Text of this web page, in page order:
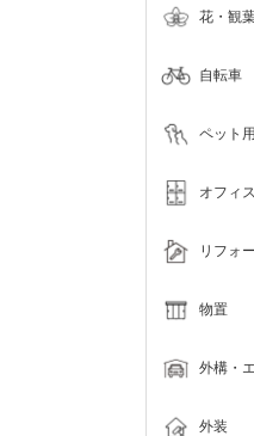
花・観
自転車
ペット
オフィ
リフォ
物置
外構・
外装